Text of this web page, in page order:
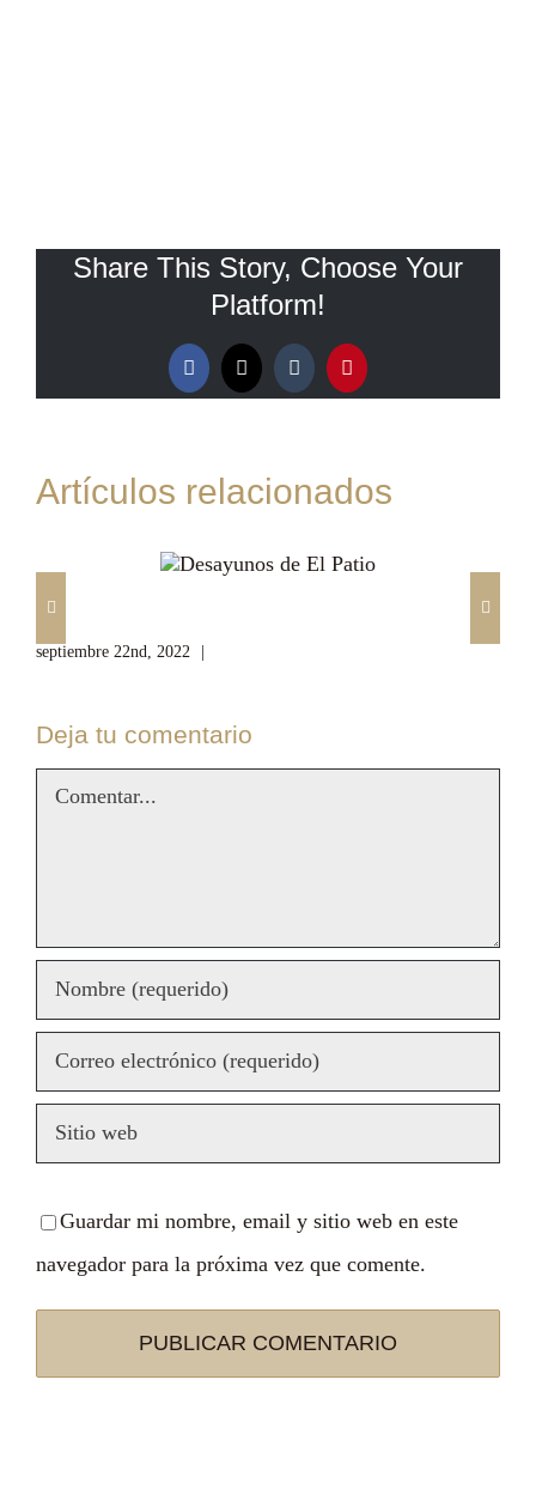
Share This Story, Choose Your
Platform!
Facebook
X TumblrPinterest
Artículos relacionados
Desayunos de El Patio
septiembre 22nd, 2022
Deja tu comentario
Comentar
Guardar mi nombre, email y sitio web en este
navegador para la próxima vez que comente.